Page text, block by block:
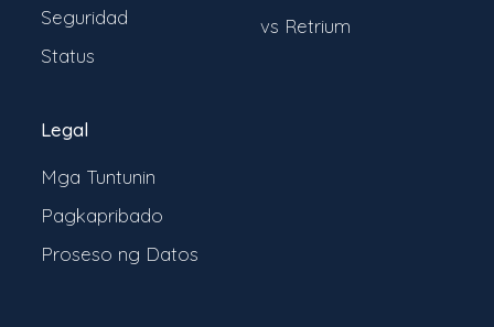
Seguridad
Status
vs Retrium
Legal
Mga Tuntunin
Pagkapribado
Proseso ng Datos